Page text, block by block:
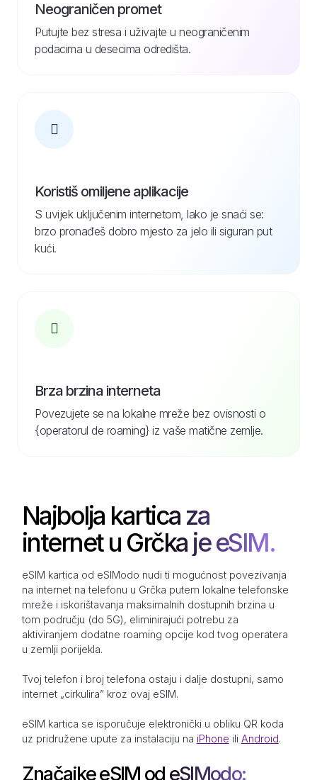
Neograničen promet
Putujte bez stresa i uživajte u neograničenim
podacima u desecima odredišta.
Koristiš omiljene aplikacije
S uvijek uključenim internetom, lako je snaći se:
brzo pronađeš dobro mjesto za jelo ili siguran put
kući.
Brza brzina interneta
Povezujete se na lokalne mreže bez ovisnosti o
{operatorul de roaming} iz vaše matične zemlje.
Najbolja kartica za
internet u Grčka je eSIM.
eSIM kartica od eSIModo nudi ti mogućnost povezivanja
na internet na telefonu u Grčka putem lokalne telefonske
mreže i iskorištavanja maksimalnih dostupnih brzina u
tom području (do 5G), eliminirajući potrebu za
aktiviranjem dodatne roaming opcije kod tvog operatera
u zemlji porijekla.
Tvoj telefon i broj telefona ostaju i dalje dostupni, samo
internet „cirkulira” kroz ovaj eSIM.
eSIM kartica se isporučuje elektronički u obliku QR koda
uz pridružene upute za instalaciju na iPhone ili Android.
Značajke eSIM od eSIModo: